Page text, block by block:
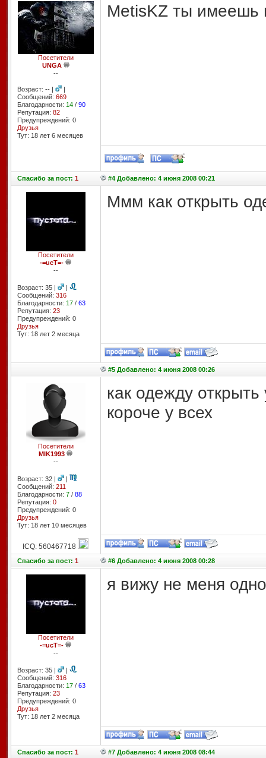
Посетители
UNGA
--
Возраст: -- |
|
Сообщений: 669
Благодарности: 14/ 90
Репутация: 82
Предупреждений: 0
Друзья
Тут: 18 лет 6 месяцев
MetisKZ ты имеешь
Спасибоза пост: 1 #4 Добавлено: 4 июня 2008 00:21
Посетители
-=ucT=-
--
Возраст: 35 |
|
Сообщений: 316
Благодарности: 17/ 63
Репутация: 23
Предупреждений: 0
Друзья
Тут: 18 лет 2 месяцa
Ммм как открыть
#5 Добавлено: 4 июня 2008 00:26
Посетители
MIK1993
--
Возраст: 32 |
|
Сообщений: 211
Благодарности: 7/ 88
Репутация: 0
Предупреждений: 0
Друзья
Тут: 18 лет 10 месяцев
как одежду
короче у всех
ICQ: 560467718
Спасибоза пост: 1 #6 Добавлено: 4 июня 2008 00:28
Посетители
-=ucT=-
--
Возраст: 35 |
|
Сообщений: 316
Благодарности: 17/ 63
Репутация: 23
Предупреждений: 0
Друзья
Тут: 18 лет 2 месяцa
я вижу не меня
Спасибоза пост: 1 #7 Добавлено: 4 июня 2008 08:44